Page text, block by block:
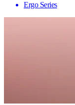
Ergo Series